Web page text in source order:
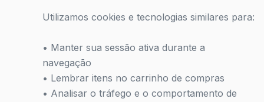
Utilizamos cookies e tecnologias similares para:
• Manter sua sessão ativa durante a
navegação
• Lembrar itens no carrinho de compras
• Analisar o tráfego e o comportamento de